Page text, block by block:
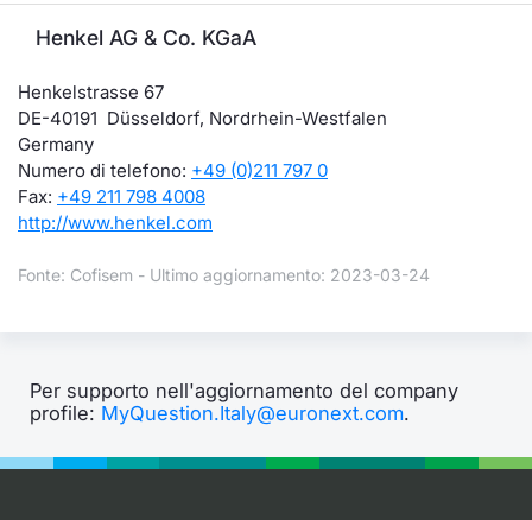
Henkel AG & Co. KGaA
Henkelstrasse 67
DE-40191 Düsseldorf, Nordrhein-Westfalen
Germany
Numero di telefono: +49 (0)211 797 0
Fax: +49 211 798 4008
http://www.henkel.com
Fonte: Cofisem - Ultimo aggiornamento: 2023-03-24
Per supporto nell'aggiornamento del company
profile: MyQuestion.Italy@euronext.com.